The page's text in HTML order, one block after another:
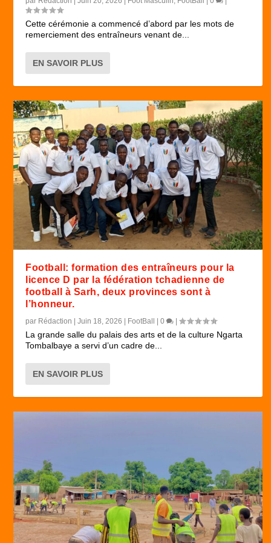
Cette cérémonie a commencé d’abord par les mots de
remerciement des entraîneurs venant de...
EN SAVOIR PLUS
Football: formation des entraîneurs pour la
licence D par la fédération tchadienne de
football à Sarh, deux provinces sont à
l’honneur.
par Rédaction |Juin 18, 2026 FootBall |0 |
La grande salle du palais des arts et de la culture Ngarta
Tombalbaye a servi d’un cadre de...
EN SAVOIR PLUS